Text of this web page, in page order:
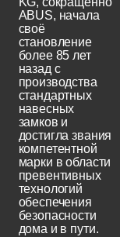
ABUS, начала
своё
становление
более 85 лет
назад с
производства
стандартных
навесных
замков и
достигла звания
компетентной
марки в области
превентивных
технологий
обеспечения
безопасности
дома и в пути.